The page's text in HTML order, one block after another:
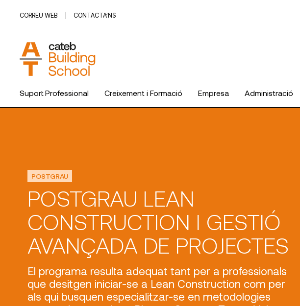
CORREU WEB CONTACTA’NS
Suport Professional Creixement i Formació Empresa Administració
POSTGRAU
POSTGRAU LEAN
CONSTRUCTION I GESTIÓ
AVANÇADA DE PROJECTES
El programa resulta adequat tant per a professionals
que desitgen iniciar-se a Lean Construction com per
als qui busquen especialitzar-se en metodologies